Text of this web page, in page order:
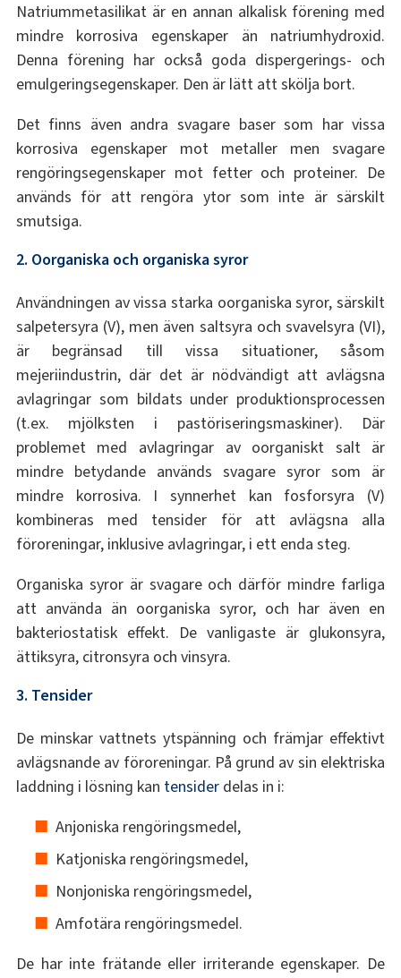
Natriummetasilikat är en annan alkalisk förening med
mindre korrosiva egenskaper än natriumhydroxid.
Denna förening har också goda dispergerings- och
emulgeringsegenskaper. Den är lätt att skölja bort.
Det finns även andra svagare baser som har vissa
korrosiva egenskaper mot metaller men svagare
rengöringsegenskaper mot fetter och proteiner. De
används för att rengöra ytor som inte är särskilt
smutsiga.
2. Oorganiska och organiska syror
Användningen av vissa starka oorganiska syror, särskilt
salpetersyra (V), men även saltsyra och svavelsyra (VI),
är begränsad till vissa situationer, såsom
mejeriindustrin, där det är nödvändigt att avlägsna
avlagringar som bildats under produktionsprocessen
(t.ex. mjölksten i pastöriseringsmaskiner). Där
problemet med avlagringar av oorganiskt salt är
mindre betydande används svagare syror som är
mindre korrosiva. I synnerhet kan fosforsyra (V)
kombineras med tensider för att avlägsna alla
föroreningar, inklusive avlagringar, i ett enda steg.
Organiska syror är svagare och därför mindre farliga
att använda än oorganiska syror, och har även en
bakteriostatisk effekt. De vanligaste är glukonsyra,
ättiksyra, citronsyra och vinsyra.
3. Tensider
De minskar vattnets ytspänning och främjar effektivt
avlägsnande av föroreningar. På grund av sin elektriska
laddning i lösning kan tensiderdelas in i:
Anjoniska rengöringsmedel,
Katjoniska rengöringsmedel,
Nonjoniska rengöringsmedel,
Amfotära rengöringsmedel.
De har inte frätande eller irriterande egenskaper. De